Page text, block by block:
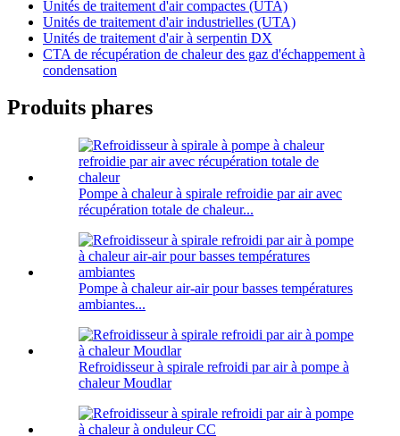
Unités de traitement d'air compactes (UTA)
Unités de traitement d'air industrielles (UTA)
Unités de traitement d'air à serpentin DX
CTA de récupération de chaleur des gaz d'échappement à
condensation
Produits phares
Pompe à chaleur à spirale refroidie par air avec
récupération totale de chaleur...
Pompe à chaleur air-air pour basses températures
ambiantes...
Refroidisseur à spirale refroidi par air à pompe à
chaleur Moudlar